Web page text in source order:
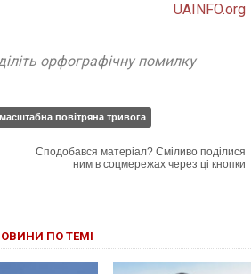
UAINFO.org
орфографічну помилку
масштабна повітряна тривога
Сподобався матеріал? Сміливо поділися
ним в соцмережах через ці кнопки
ПО ТЕМІ